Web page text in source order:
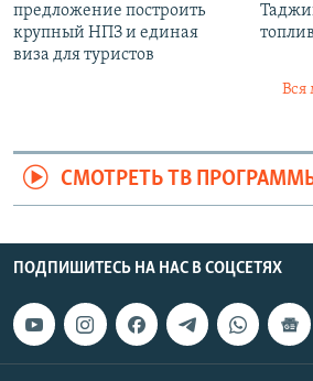
предложение построить
крупный НПЗ и единая
виза для туристов
Вся
СМОТРЕТЬ ТВ
ПОДПИШИТЕСЬ НА НАС В СОЦСЕТЯХ